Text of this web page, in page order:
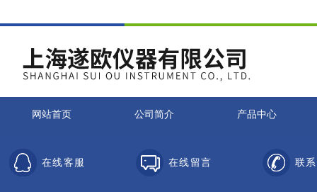
网站首页 公司简介 产品中心
在线客服 在线留言 联